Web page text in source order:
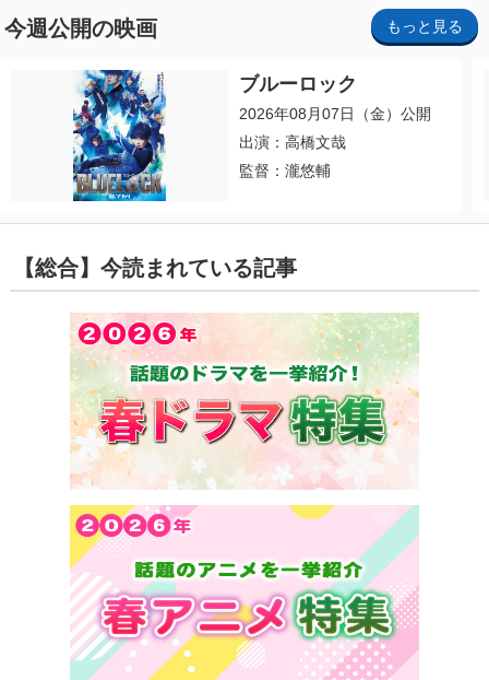
今週公開の映画 もっと見る
ブルーロック
2026年08月07日（金）公開
出演：高橋文哉
監督：瀧悠輔
【総合】今読まれている記事